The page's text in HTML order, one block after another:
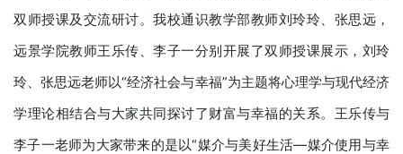
双师授课及交流研讨。我校通识教学部教师刘玲玲、张思远，
远景学院教师王乐传、李子一分别开展了双师授课展示，刘玲
玲、张思远老师以“经济社会与幸福”为主题将心理学与现代经济
学理论相结合与大家共同探讨了财富与幸福的关系。王乐传与
李子一老师为大家带来的是以“媒介与美好生活—媒介使用与幸